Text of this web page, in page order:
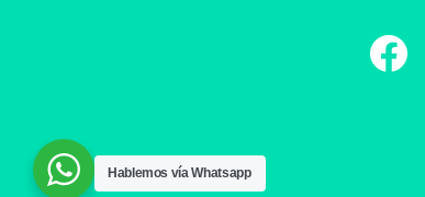
Hablemos vía Whatsapp